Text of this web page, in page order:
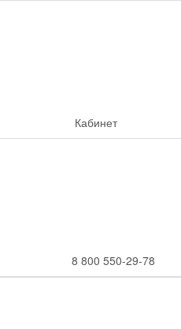
Кабинет
8 800 550-29-78